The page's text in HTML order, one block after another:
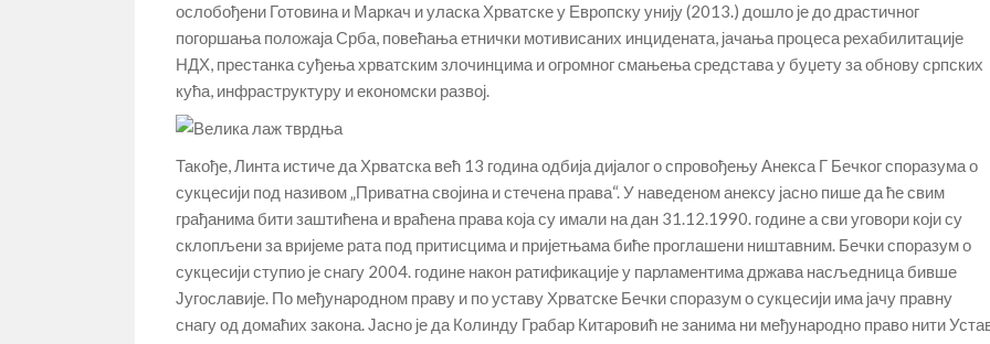
ослобођени Готовина и Маркач и уласка Хрватске у Европску унију (2013.) дошло је до драстичног
погоршања положаја Срба, повећања етнички мотивисаних инцидената, јачања процеса рехабилитације
НДХ, престанка суђења хрватским злочинцима и огромног смањења средстава у буџету за обнову српских
кућа, инфраструктуру и економски развој.
Такође, Линта истиче да Хрватска већ 13 година одбија дијалог о спровођењу Анекса Г Бечког споразума о
сукцесији под називом „Приватна својина и стечена права“. У наведеном анексу јасно пише да ће свим
грађанима бити заштићена и враћена права која су имали на дан 31.12.1990. године а сви уговори који су
склопљени за вријеме рата под притисцима и пријетњама биће проглашени ништавним. Бечки споразум о
сукцесији ступио је снагу 2004. године након ратификације у парламентима држава насљедница бивше
Југославије. По међународном праву и по уставу Хрватске Бечки споразум о сукцесији има јачу правну
снагу од домаћих закона. Јасно је да Колинду Грабар Китаровић не занима ни међународно право нити